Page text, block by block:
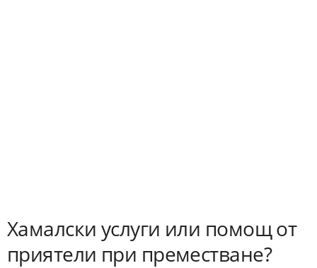
Хамалски услуги или помощ от
приятели при преместване?